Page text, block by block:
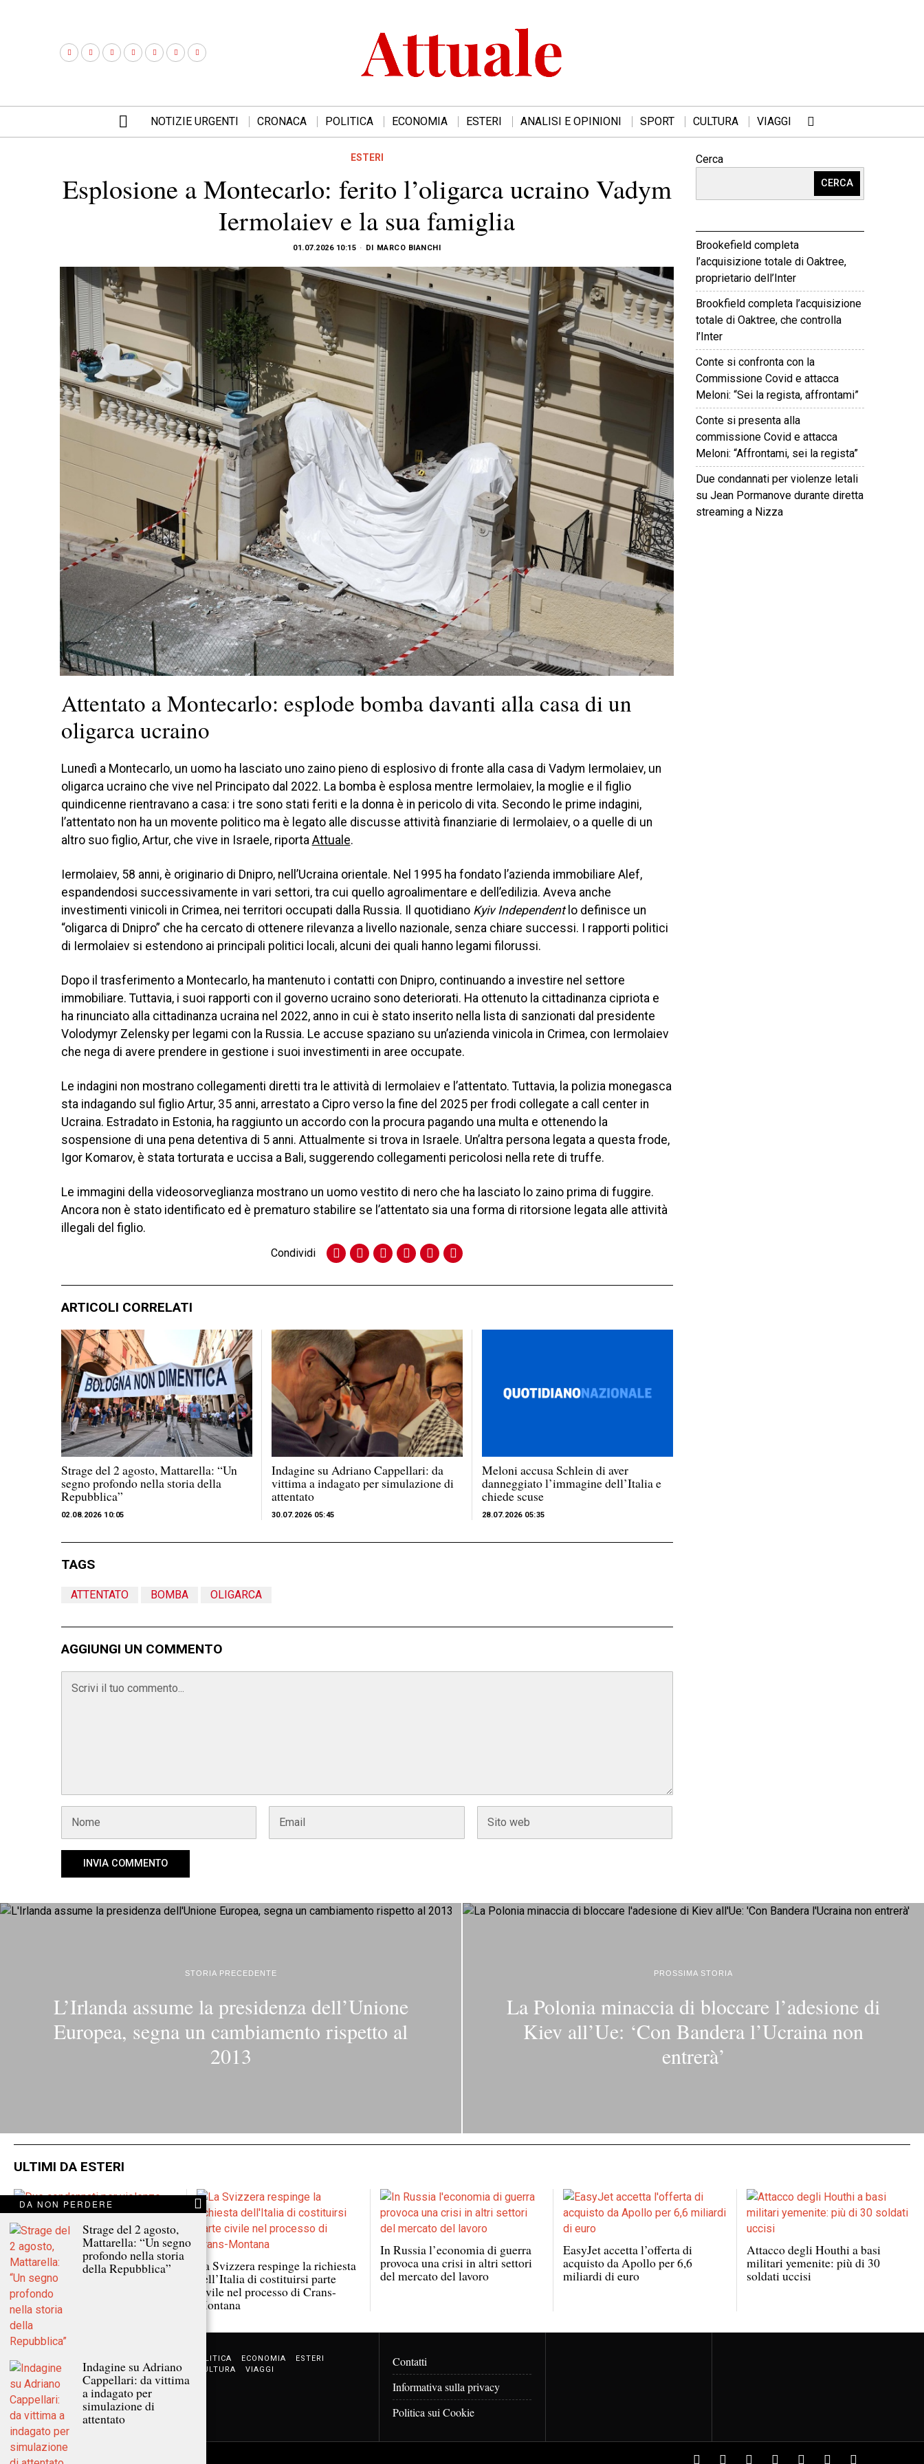
NOTIZIE URGENTI CRONACA POLITICA ECONOMIA ESTERI ANALISI E OPINIONI SPORT CULTURA VIAGGI
ESTERI
Esplosione a Montecarlo: ferito l’oligarca ucraino Vadym
Iermolaiev e la sua famiglia
01.07.2026 10:15 DI MARCO BIANCHI
Attentato a Montecarlo: esplode bomba davanti alla casa di un
oligarca ucraino
Lunedì a Montecarlo, un uomo ha lasciato uno zaino pieno di esplosivo di fronte alla casa di Vadym Iermolaiev, un
oligarca ucraino che vive nel Principato dal 2022. La bomba è esplosa mentre Iermolaiev, la moglie e il figlio
quindicenne rientravano a casa: i tre sono stati feriti e la donna è in pericolo di vita. Secondo le prime indagini,
l’attentato non ha un movente politico ma è legato alle discusse attività finanziarie di Iermolaiev, o a quelle di un
altro suo figlio, Artur, che vive in Israele, riporta Attuale.
Iermolaiev, 58 anni, è originario di Dnipro, nell’Ucraina orientale. Nel 1995 ha fondato l’azienda immobiliare Alef,
espandendosi successivamente in vari settori, tra cui quello agroalimentare e dell’edilizia. Aveva anche
investimenti vinicoli in Crimea, nei territori occupati dalla Russia. Il quotidiano Kyiv Independentlo definisce un
“oligarca di Dnipro” che ha cercato di ottenere rilevanza a livello nazionale, senza chiare successi. I rapporti politici
di Iermolaiev si estendono ai principali politici locali, alcuni dei quali hanno legami filorussi.
Dopo il trasferimento a Montecarlo, ha mantenuto i contatti con Dnipro, continuando a investire nel settore
immobiliare. Tuttavia, i suoi rapporti con il governo ucraino sono deteriorati. Ha ottenuto la cittadinanza cipriota e
ha rinunciato alla cittadinanza ucraina nel 2022, anno in cui è stato inserito nella lista di sanzionati dal presidente
Volodymyr Zelensky per legami con la Russia. Le accuse spaziano su un’azienda vinicola in Crimea, con Iermolaiev
che nega di avere prendere in gestione i suoi investimenti in aree occupate.
Le indagini non mostrano collegamenti diretti tra le attività di Iermolaiev e l’attentato. Tuttavia, la polizia monegasca
sta indagando sul figlio Artur, 35 anni, arrestato a Cipro verso la fine del 2025 per frodi collegate a call center in
Ucraina. Estradato in Estonia, ha raggiunto un accordo con la procura pagando una multa e ottenendo la
sospensione di una pena detentiva di 5 anni. Attualmente si trova in Israele. Un’altra persona legata a questa frode,
Igor Komarov, è stata torturata e uccisa a Bali, suggerendo collegamenti pericolosi nella rete di truffe.
Le immagini della videosorveglianza mostrano un uomo vestito di nero che ha lasciato lo zaino prima di fuggire.
Ancora non è stato identificato ed è prematuro stabilire se l’attentato sia una forma di ritorsione legata alle attività
illegali del figlio.
Condividi
ARTICOLI CORRELATI
Strage del 2 agosto, Mattarella: “Un
segno profondo nella storia della
Repubblica”
02.08.2026 10:05
Indagine su Adriano Cappellari: da
vittima a indagato per simulazione di
attentato
30.07.2026 05:45
Meloni accusa Schlein di aver
danneggiato l’immagine dell’Italia e
chiede scuse
28.07.2026 05:35
TAGS
ATTENTATO BOMBA OLIGARCA
AGGIUNGI UN COMMENTO
Cerca
CERCA
Brookefield completa
l’acquisizione totale di Oaktree,
proprietario dell’Inter
Brookfield completa l’acquisizione
totale di Oaktree, che controlla
l’Inter
Conte si confronta con la
Commissione Covid e attacca
Meloni: “Sei la regista, affrontami”
Conte si presenta alla
commissione Covid e attacca
Meloni: “Affrontami, sei la regista”
Due condannati per violenze letali
su Jean Pormanove durante diretta
streaming a Nizza
STORIA PRECEDENTE
L’Irlanda assume la presidenza dell’Unione
Europea, segna un cambiamento rispetto al
2013
PROSSIMA STORIA
La Polonia minaccia di bloccare l’adesione di
Kiev all’Ue: ‘Con Bandera l’Ucraina non
entrerà’
ULTIMI DA ESTERI
Due condannati per violenze
letali su Jean Pormanove durante
diretta streaming a Nizza
La Svizzera respinge la richiesta
dell’Italia di costituirsi parte
civile nel processo di Crans-
Montana
In Russia l’economia di guerra
provoca una crisi in altri settori
del mercato del lavoro
EasyJet accetta l’offerta di
acquisto da Apollo per 6,6
miliardi di euro
Attacco degli Houthi a basi
militari yemenite: più di 30
soldati uccisi
POLITICA ECONOMIA
ESTERI
ANALISI E OPINIONI
SPORT CULTURA VIAGGI
Contatti
Informativa sulla privacy
Politica sui Cookie
©
DA NON PERDERE
Strage del 2 agosto,
Mattarella: “Un segno
profondo nella storia
della Repubblica”
Indagine su Adriano
Cappellari: da vittima
a indagato per
simulazione di
attentato